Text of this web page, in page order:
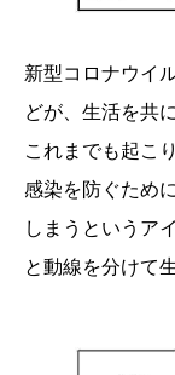
新型コロナウイ
どが、生活を共
これまでも起こ
感染を防ぐため
しまうというア
と動線を分けて